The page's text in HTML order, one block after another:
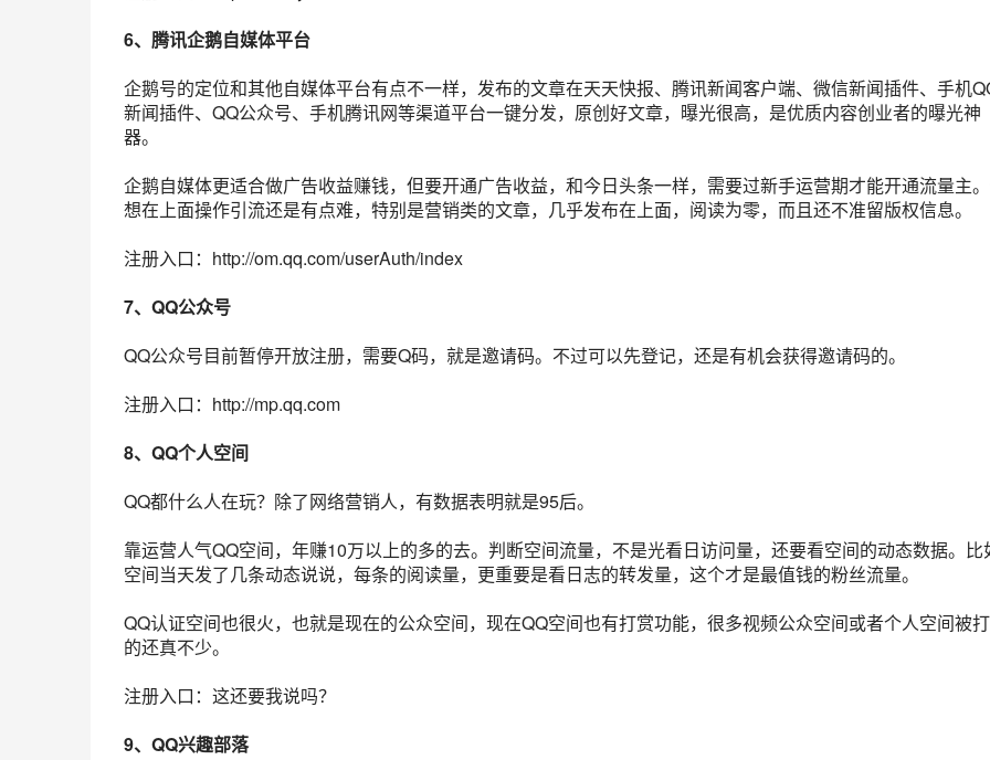
6、 腾讯企鹅自媒体平台
企鹅号的定位和其他自媒体平台有点不一样，发布的文章在天天快报、腾讯新闻客户端、微信新闻插件、手机
新闻插件、 QQ公众号、手机腾讯网等渠道平台一键分发，原创好文章，曝光很高，是优质内容创业者的曝光神
器。
企鹅自媒体更适合做广告收益赚钱，但要开通广告收益，和今日头条一样，需要过新手运营期才能开通流量主
想在上面操作引流还是有点难，特别是营销类的文章，几乎发布在上面，阅读为零，而且还不准留版权信息。
注册入口：http://om.qq.com/userAuth/index
7、QQ公众号
QQ公众号目前暂停开放注册，需要Q码，就是邀请码。不过可以先登记，还是有机会获得邀请码的。
注册入口：http://mp.qq.com
8、QQ个人空间
QQ都什么人在玩？除了网络营销人，有数据表明就是95后。
靠运营人气QQ空间，年赚10万以上的多的去。判断空间流量，不是光看日访问量，还要看空间的动态数据。比
空间当天发了几条动态说说，每条的阅读量，更重要是看日志的转发量，这个才是最值钱的粉丝流量。
QQ认证空间也很火，也就是现在的公众空间，现在QQ空间也有打赏功能，很多视频公众空间或者个人空间被
的还真不少。
注册入口：这还要我说吗？
9、 QQ兴趣部落